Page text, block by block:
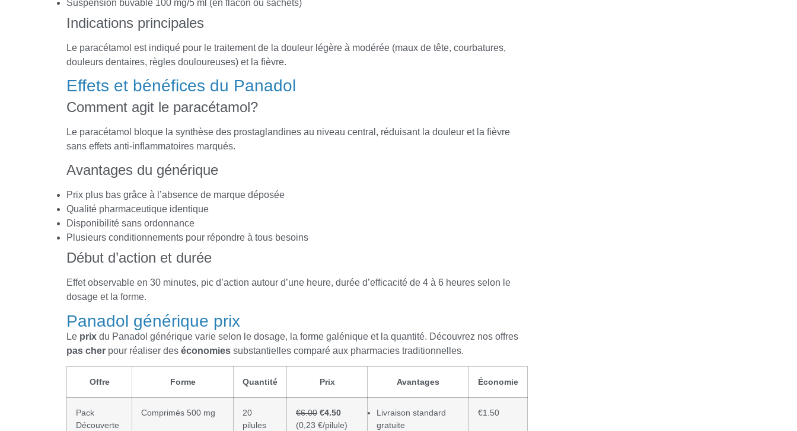
Suspension buvable 100 mg/5 ml (en flacon ou sachets)
Indications principales
Le paracétamol est indiqué pour le traitement de la douleur légère à modérée (maux de tête, courbatures,
douleurs dentaires, règles douloureuses) et la fièvre.
Effets et bénéfices du Panadol
Comment agit le paracétamol?
Le paracétamol bloque la synthèse des prostaglandines au niveau central, réduisant la douleur et la fièvre
sans effets anti-inflammatoires marqués.
Avantages du générique
Prix plus bas grâce à l’absence de marque déposée
Qualité pharmaceutique identique
Disponibilité sans ordonnance
Plusieurs conditionnements pour répondre à tous besoins
Début d’action et durée
Effet observable en 30 minutes, pic d’action autour d’une heure, durée d’efficacité de 4 à 6 heures selon le
dosage et la forme.
Panadol générique prix
Le prix du Panadol générique varie selon le dosage, la forme galénique et la quantité. Découvrez nos offres
pas cher pour réaliser des économies substantielles comparé aux pharmacies traditionnelles.
Offre Forme Quantité Prix Avantages Économie
Pack
Découverte
Comprimés 500 mg
20
pilules
€6.00 €4.50
(0,23 €/pilule)
Livraison standard
gratuite
€1.50